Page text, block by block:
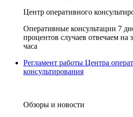
Центр оперативного
Оперативные консультации 7
процентов случаев отвечаем на
часа
Регламент работы Центра
консультирования
Обзоры и новости